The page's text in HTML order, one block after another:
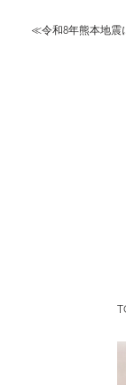
≪令和8年熊本地震